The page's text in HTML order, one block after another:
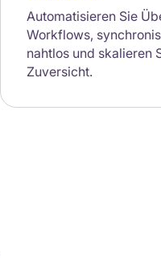
Automatisieren Sie
Workflows,
nahtlos und skalieren
Zuversicht.